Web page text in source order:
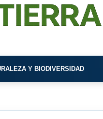
Y BIODIVERSIDAD